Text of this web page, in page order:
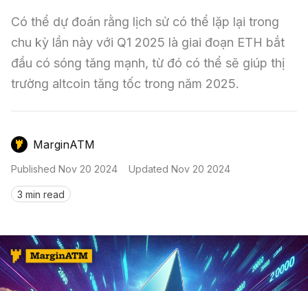
Sàn Giao Dịch
Công Cụ Đầu Tư
Mô Hình Biểu Đồ Giá
GameFi
Sign in
Có thể dự đoán rằng lịch sử có thể lặp lại trong
chu kỳ lần này với Q1 2025 là giai đoạn ETH bắt
đầu có sóng tăng mạnh, từ đó có thể sẽ giúp thị
trường altcoin tăng tốc trong năm 2025.
MarginATM
Published Nov 20 2024 Updated Nov 20 2024
3 min read